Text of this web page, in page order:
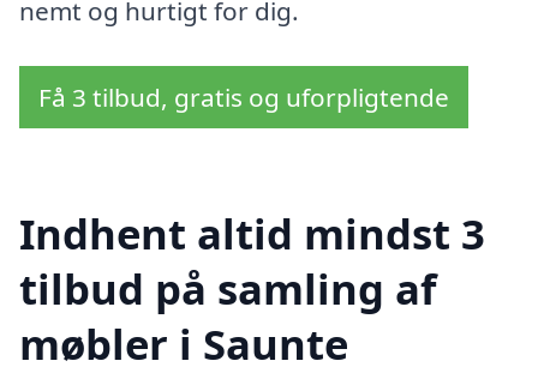
nemt og hurtigt for dig.
Få 3 tilbud, gratis og uforpligtende
Indhent altid mindst 3
tilbud på samling af
møbler i Saunte